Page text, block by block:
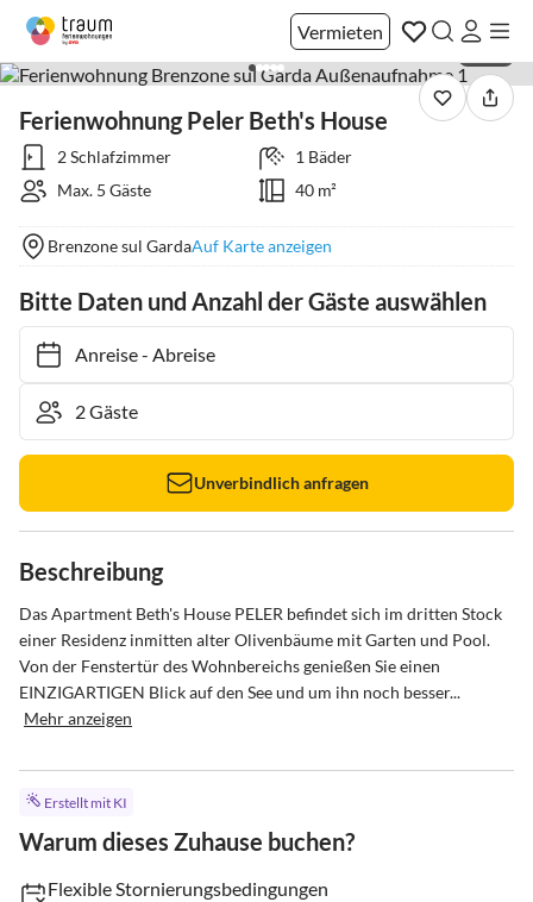
Vermieten
Ferienwohnung Peler Beth's House
2 Schlafzimmer
1 Bäder
Max. 5 Gäste
40 m²
Brenzone sul GardaAuf Karte anzeigen
Bitte Daten und Anzahl der Gäste auswählen
Anreise- Abreise
Unverbindlich anfragen
Beschreibung
Das Apartment Beth's House PELER befindet sich im dritten Stock
einer Residenz inmitten alter Olivenbäume mit Garten und Pool.
Von der Fenstertür des Wohnbereichs genießen Sie einen
EINZIGARTIGEN Blick auf den See und um ihn noch besser...
Mehr anzeigen
Erstellt mit KI
Warum dieses Zuhause buchen?
Flexible Stornierungsbedingungen